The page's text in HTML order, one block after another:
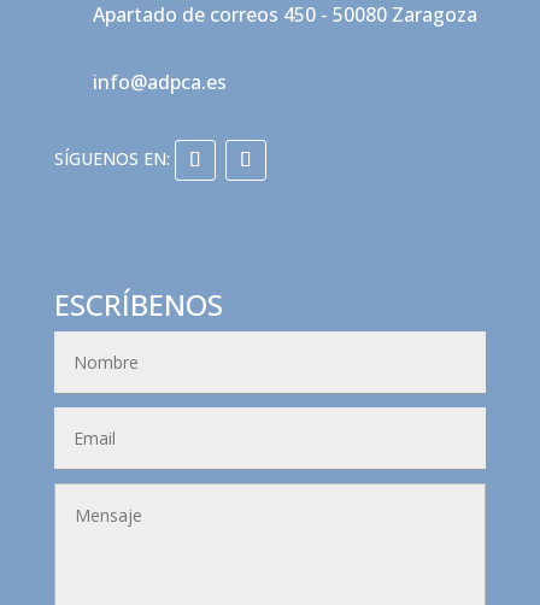
Apartado de correos 450 - 50080 Zaragoza
info@adpca.es
ESCRÍBENOS